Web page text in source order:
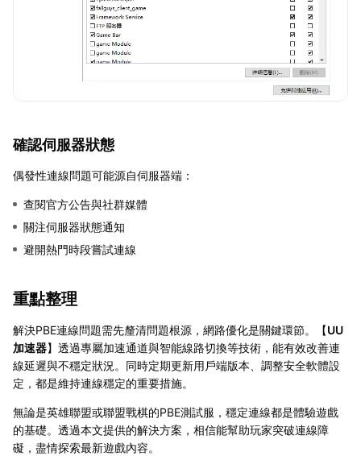
確認伺服器狀態
偶發性連線問題可能源自伺服器端：
查閱官方公告與社群媒體
關注伺服器狀態通知
避開熱門時段嘗試連線
重點整理
解決PBE連線問題需先釐清問題根源，網路優化是關鍵環節。【UU
加速器】透過專屬加速通道與智能線路切換等技術，能有效改善連
線延遲與不穩定狀況。同時定期更新用戶端版本、調整安全軟體設
定，都是維持連線穩定的重要措施。
無論是英雄聯盟或聯盟戰棋的PBE測試服，穩定連線都是體驗遊戲
的基礎。透過本文提供的解決方案，相信能幫助玩家突破連線障
礙，盡情探索最新遊戲內容。